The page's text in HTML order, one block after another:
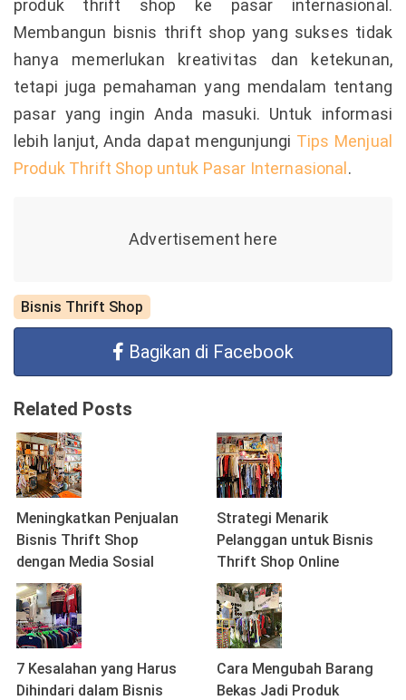
produk thrift shop ke pasar internasional.
Membangun bisnis thrift shop yang sukses tidak
hanya memerlukan kreativitas dan ketekunan,
tetapi juga pemahaman yang mendalam tentang
pasar yang ingin Anda masuki. Untuk informasi
lebih lanjut, Anda dapat mengunjungi Tips Menjual
Produk Thrift Shop untuk Pasar Internasional .
Bisnis Thrift Shop
Bagikan di Facebook
Related Posts
Meningkatkan Penjualan
Bisnis Thrift Shop
dengan Media Sosial
Strategi Menarik
Pelanggan untuk Bisnis
Thrift Shop Online
7 Kesalahan yang Harus
Dihindari dalam Bisnis
Cara Mengubah Barang
Bekas Jadi Produk